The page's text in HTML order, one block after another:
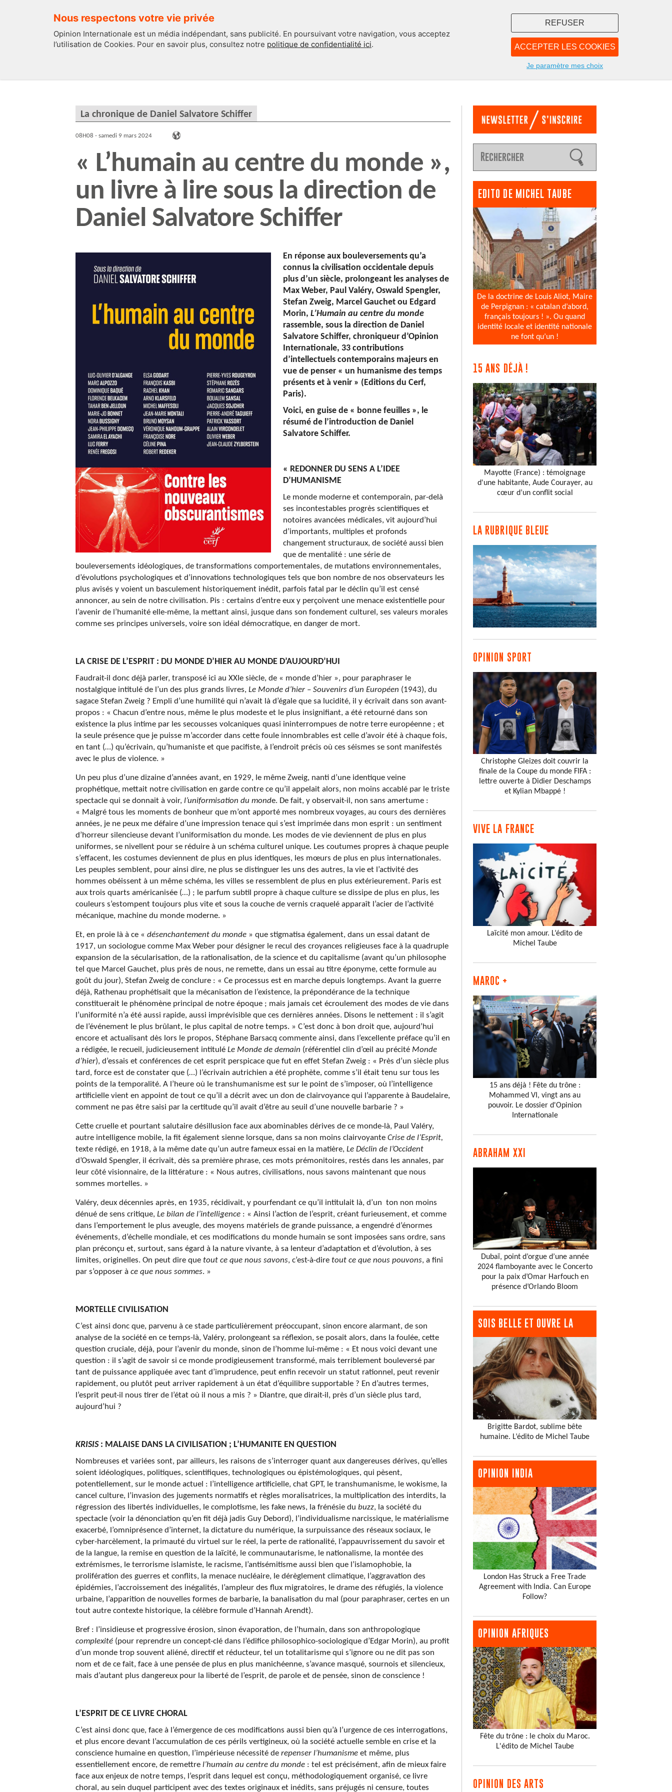
Nous respectons votre vie privée
Opinion Internationale est un média indépendant, sans publicité. En poursuivant votre navigation, vous acceptez
l’utilisation de Cookies. Pour en savoir plus, consultez notre politique de confidentialité ici. ACCEPTER LES COOKIES
REFUSER
Je paramètre mes choix
NOUS
La chronique de Daniel Salvatore Schiffer
08H08 - samedi 9 mars 2024
« L’humain au centre du monde »,
un livre à lire sous la direction de
Daniel Salvatore Schiffer
En réponse aux bouleversements qu’a
connus la civilisation occidentale depuis
plus d’un siècle, prolongeant les analyses de
Max Weber, Paul Valéry, Oswald Spengler,
Stefan Zweig, Marcel Gauchet ou Edgard
Morin, L’Humain au centre du monde
rassemble, sous la direction de Daniel
Salvatore Schiffer, chroniqueur d’Opinion
Internationale, 33 contributions
d’intellectuels contemporains majeurs en
vue de penser « un humanisme des temps
présents et à venir » (Editions du Cerf,
Paris).
Voici, en guise de « bonne feuilles », le
résumé de l’introduction de Daniel
Salvatore Schiffer.
« REDONNER DU SENS A L’IDEE
D’HUMANISME
Le monde moderne et contemporain, par-delà
ses incontestables progrès scientifiques et
notoires avancées médicales, vit aujourd’hui
d’importants, multiples et profonds
changement structuraux, de société aussi bien
que de mentalité : une série de
bouleversements idéologiques, de transformations comportementales, de mutations environnementales,
d’évolutions psychologiques et d’innovations technologiques tels que bon nombre de nos observateurs les
plus avisés y voient un basculement historiquement inédit, parfois fatal par le déclin qu’il est censé
annoncer, au sein de notre civilisation. Pis : certains d’entre eux y perçoivent une menace existentielle pour
l’avenir de l’humanité elle-même, la mettant ainsi, jusque dans son fondement culturel, ses valeurs morales
comme ses principes universels, voire son idéal démocratique, en danger de mort.
LA CRISE DE L’ESPRIT : DU MONDE D’HIER AU MONDE D’AUJOURD’HUI
Faudrait-il donc déjà parler, transposé ici au XXIe siècle, de « monde d’hier », pour paraphraser le
nostalgique intitulé de l’un des plus grands livres, Le Monde d’hier – Souvenirs d’un Européen (1943), du
sagace Stefan Zweig ? Empli d’une humilité qui n’avait là d’égale que sa lucidité, il y écrivait dans son avant-
propos : « Chacun d’entre nous, même le plus modeste et le plus insignifiant, a été retourné dans son
existence la plus intime par les secousses volcaniques quasi ininterrompues de notre terre européenne ; et
la seule présence que je puisse m’accorder dans cette foule innombrables est celle d’avoir été à chaque fois,
en tant (…) qu’écrivain, qu’humaniste et que pacifiste, à l’endroit précis où ces séismes se sont manifestés
avec le plus de violence. »
Un peu plus d’une dizaine d’années avant, en 1929, le même Zweig, nanti d’une identique veine
prophétique, mettait notre civilisation en garde contre ce qu’il appelait alors, non moins accablé par le triste
spectacle qui se donnait à voir, l’uniformisation du monde. De fait, y observait-il, non sans amertume :
« Malgré tous les moments de bonheur que m’ont apporté mes nombreux voyages, au cours des dernières
années, je ne peux me défaire d’une impression tenace qui s’est imprimée dans mon esprit : un sentiment
d’horreur silencieuse devant l’uniformisation du monde. Les modes de vie deviennent de plus en plus
uniformes, se nivellent pour se réduire à un schéma culturel unique. Les coutumes propres à chaque peuple
s’effacent, les costumes deviennent de plus en plus identiques, les mœurs de plus en plus internationales.
Les peuples semblent, pour ainsi dire, ne plus se distinguer les uns des autres, la vie et l’activité des
hommes obéissent à un même schéma, les villes se ressemblent de plus en plus extérieurement. Paris est
aux trois quarts américanisée (…) ; le parfum subtil propre à chaque culture se dissipe de plus en plus, les
couleurs s’estompent toujours plus vite et sous la couche de vernis craquelé apparaît l’acier de l’activité
mécanique, machine du monde moderne. »
Et, en proie là à ce « désenchantement du monde » que stigmatisa également, dans un essai datant de
1917, un sociologue comme Max Weber pour désigner le recul des croyances religieuses face à la quadruple
expansion de la sécularisation, de la rationalisation, de la science et du capitalisme (avant qu’un philosophe
tel que Marcel Gauchet, plus près de nous, ne remette, dans un essai au titre éponyme, cette formule au
goût du jour), Stefan Zweig de conclure : « Ce processus est en marche depuis longtemps. Avant la guerre
déjà, Rathenau prophétisait que la mécanisation de l’existence, la prépondérance de la technique
constituerait le phénomène principal de notre époque ; mais jamais cet écroulement des modes de vie dans
l’uniformité n’a été aussi rapide, aussi imprévisible que ces dernières années. Disons le nettement : il s’agit
de l’événement le plus brûlant, le plus capital de notre temps. » C’est donc à bon droit que, aujourd’hui
encore et actualisant dès lors le propos, Stéphane Barsacq commente ainsi, dans l’excellente préface qu’il en
a rédigée, le recueil, judicieusement intitulé Le Monde de demain (référentiel clin d’œil au précité Monde
d’hier), d’essais et conférences de cet esprit perspicace que fut en effet Stefan Zweig : « Près d’un siècle plus
tard, force est de constater que (…) l’écrivain autrichien a été prophète, comme s’il était tenu sur tous les
points de la temporalité. A l’heure où le transhumanisme est sur le point de s’imposer, où l’intelligence
artificielle vient en appoint de tout ce qu’il a décrit avec un don de clairvoyance qui l’apparente à Baudelaire,
comment ne pas être saisi par la certitude qu’il avait d’être au seuil d’une nouvelle barbarie ? »
Cette cruelle et pourtant salutaire désillusion face aux abominables dérives de ce monde-là, Paul Valéry,
autre intelligence mobile, la fit également sienne lorsque, dans sa non moins clairvoyante Crise de l’Esprit,
texte rédigé, en 1918, à la même date qu’un autre fameux essai en la matière, Le Déclin de l’Occident
d’Oswald Spengler, il écrivait, dès sa première phrase, ces mots prémonitoires, restés dans les annales, par
leur côté visionnaire, de la littérature : « Nous autres, civilisations, nous savons maintenant que nous
sommes mortelles. »
Valéry, deux décennies après, en 1935, récidivait, y pourfendant ce qu’il intitulait là, d’un ton non moins
dénué de sens critique, Le bilan de l’intelligence : « Ainsi l’action de l’esprit, créant furieusement, et comme
dans l’emportement le plus aveugle, des moyens matériels de grande puissance, a engendré d’énormes
événements, d’échelle mondiale, et ces modifications du monde humain se sont imposées sans ordre, sans
plan préconçu et, surtout, sans égard à la nature vivante, à sa lenteur d’adaptation et d’évolution, à ses
limites, originelles. On peut dire que tout ce que nous savons, c’est-à-dire tout ce que nous pouvons, a fini
par s’opposer à ce que nous sommes. »
MORTELLE CIVILISATION
C’est ainsi donc que, parvenu à ce stade particulièrement préoccupant, sinon encore alarmant, de son
analyse de la société en ce temps-là, Valéry, prolongeant sa réflexion, se posait alors, dans la foulée, cette
question cruciale, déjà, pour l’avenir du monde, sinon de l’homme lui-même : « Et nous voici devant une
question : il s’agit de savoir si ce monde prodigieusement transformé, mais terriblement bouleversé par
tant de puissance appliquée avec tant d’imprudence, peut enfin recevoir un statut rationnel, peut revenir
rapidement, ou plutôt peut arriver rapidement à un état d’équilibre supportable ? En d’autres termes,
l’esprit peut-il nous tirer de l’état où il nous a mis ? » Diantre, que dirait-il, près d’un siècle plus tard,
aujourd’hui ?
KRISIS : MALAISE DANS LA CIVILISATION ; L’HUMANITE EN QUESTION
Nombreuses et variées sont, par ailleurs, les raisons de s’interroger quant aux dangereuses dérives, qu’elles
soient idéologiques, politiques, scientifiques, technologiques ou épistémologiques, qui pèsent,
potentiellement, sur le monde actuel : l’intelligence artificielle, chat GPT, le transhumanisme, le wokisme, la
cancel culture, l’invasion des jugements normatifs et règles moralisatrices, la multiplication des interdits, la
régression des libertés individuelles, le complotisme, les fake news, la frénésie du buzz, la société du
spectacle (voir la dénonciation qu’en fit déjà jadis Guy Debord), l’individualisme narcissique, le matérialisme
exacerbé, l’omniprésence d’internet, la dictature du numérique, la surpuissance des réseaux sociaux, le
cyber-harcèlement, la primauté du virtuel sur le réel, la perte de rationalité, l’appauvrissement du savoir et
de la langue, la remise en question de la laïcité, le communautarisme, le nationalisme, la montée des
extrémismes, le terrorisme islamiste, le racisme, l’antisémitisme aussi bien que l’islamophobie, la
prolifération des guerres et conflits, la menace nucléaire, le dérèglement climatique, l’aggravation des
épidémies, l’accroissement des inégalités, l’ampleur des flux migratoires, le drame des réfugiés, la violence
urbaine, l’apparition de nouvelles formes de barbarie, la banalisation du mal (pour paraphraser, certes en un
tout autre contexte historique, la célèbre formule d’Hannah Arendt).
Bref : l’insidieuse et progressive érosion, sinon évaporation, de l’humain, dans son anthropologique
complexité (pour reprendre un concept-clé dans l’édifice philosophico-sociologique d’Edgar Morin), au profit
d’un monde trop souvent aliéné, directif et réducteur, tel un totalitarisme qui s’ignore ou ne dit pas son
nom et de ce fait, face à une pensée de plus en plus manichéenne, s’avance masqué, sournois et silencieux,
mais d’autant plus dangereux pour la liberté de l’esprit, de parole et de pensée, sinon de conscience !
L’ESPRIT DE CE LIVRE CHORAL
C’est ainsi donc que, face à l’émergence de ces modifications aussi bien qu’à l’urgence de ces interrogations,
et plus encore devant l’accumulation de ces périls vertigineux, où la société actuelle semble en crise et la
conscience humaine en question, l’impérieuse nécessité de repenser l’humanisme et même, plus
essentiellement encore, de remettre l’humain au centre du monde : tel est précisément, afin de mieux faire
face aux enjeux de notre temps, l’esprit dans lequel est conçu, méthodologiquement organisé, ce livre
choral, au sein duquel participent avec des textes originaux et inédits, sans préjugés ni censure, toutes
EDITO DE MICHEL TAUBE
De la doctrine de Louis Aliot, Maire
de Perpignan : « catalan d’abord,
français toujours ! ». Ou quand
identité locale et identité nationale
ne font qu’un !
15 ANS DÉJÀ !
Mayotte (France) : témoignage
d'une habitante, Aude Courayer, au
cœur d’un conflit social
LA RUBRIQUE BLEUE
OPINION SPORT
Christophe Gleizes doit couvrir la
finale de la Coupe du monde FIFA :
lettre ouverte à Didier Deschamps
et Kylian Mbappé !
VIVE LA FRANCE
Laïcité mon amour. L’édito de
Michel Taube
MAROC +
15 ans déjà ! Fête du trône :
Mohammed VI, vingt ans au
pouvoir. Le dossier d'Opinion
Internationale
ABRAHAM XXI
Dubaï, point d’orgue d’une année
2024 flamboyante avec le Concerto
pour la paix d’Omar Harfouch en
présence d’Orlando Bloom
SOIS BELLE ET OUVRE LA
Brigitte Bardot, sublime bête
humaine. L’édito de Michel Taube
OPINION INDIA
London Has Struck a Free Trade
Agreement with India. Can Europe
Follow?
OPINION AFRIQUES
Fête du trône : le choix du Maroc.
L'édito de Michel Taube
OPINION DES ARTS